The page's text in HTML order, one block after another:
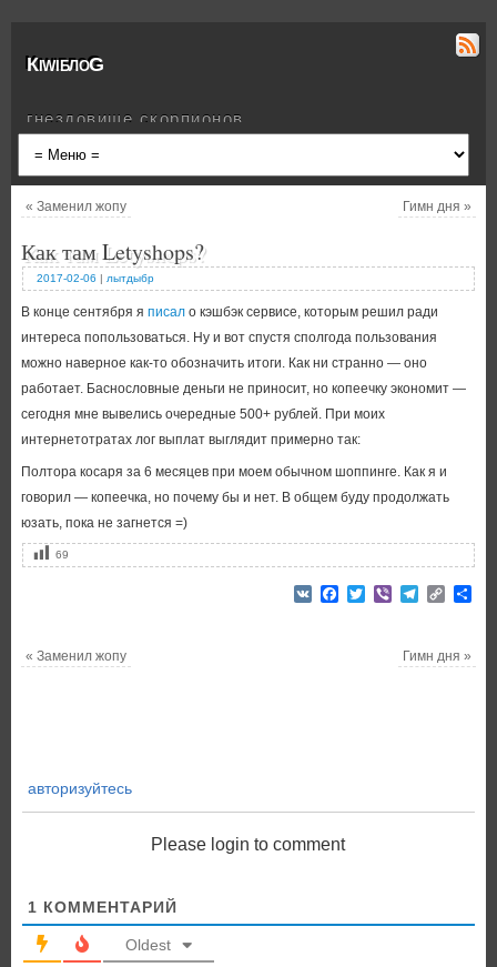
КiwiблоG
гнездовище скорпионов
« Заменил жопу Гимн дня»
Как там Letyshops?
2017-02-06 | лытдыбр
В конце сентября я писало кэшбэк сервисе, которым решил ради
интереса попользоваться. Ну и вот спустя сполгода пользования
можно наверное как-то обозначить итоги. Как ни странно — оно
работает. Баснословные деньги не приносит, но копеечку экономит —
сегодня мне вывелись очередные 500+ рублей. При моих
интернетотратах лог выплат выглядит примерно так:
Полтора косаря за 6 месяцев при моем обычном шоппинге. Как я и
говорил — копеечка, но почему бы и нет. В общем буду продолжать
юзать, пока не загнется =)
69
VK Facebook
TwitterViberTelegram
Copy
« Заменил жопу Гимн дня»
авторизуйтесь
Please login to comment
1 КОММЕНТАРИЙ
Oldest